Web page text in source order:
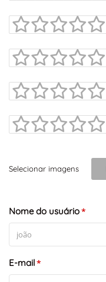
Selecionar imagens
Nome do usuário*
E-mail*